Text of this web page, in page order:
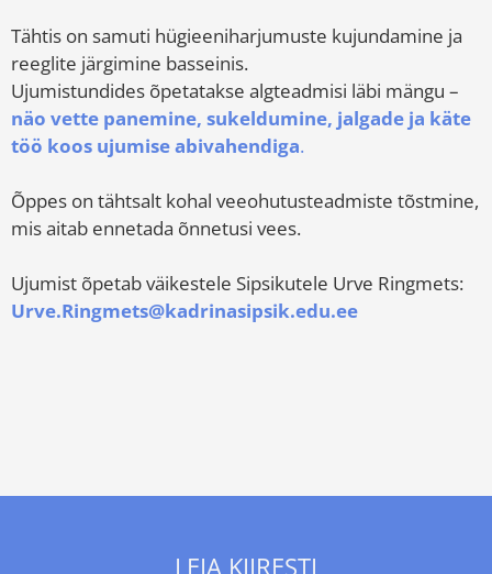
Tähtis on samuti hügieeniharjumuste kujundamine ja
reeglite järgimine basseinis.
Ujumistundides õpetatakse algteadmisi läbi mängu –
näo vette panemine, sukeldumine, jalgade ja käte
töö koos ujumise abivahendiga.
Õppes on tähtsalt kohal veeohutusteadmiste tõstmine,
mis aitab ennetada õnnetusi vees.
Ujumist õpetab väikestele Sipsikutele Urve Ringmets:
Urve.Ringmets@kadrinasipsik.edu.ee
LEIA KIIRESTI